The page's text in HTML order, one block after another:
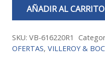
&
AÑADIR AL CARRITO
SKU: VB-616220R1
OFERTAS, VILLEROY &